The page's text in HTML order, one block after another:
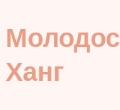
Ханг